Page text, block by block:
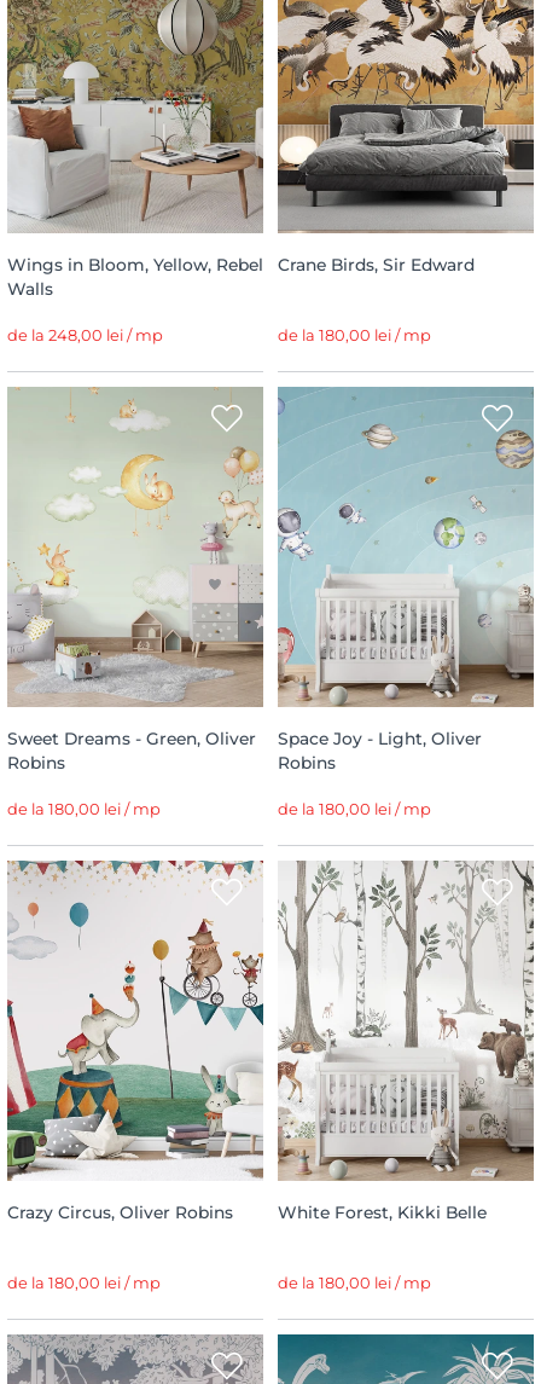
Wings in Bloom, Yellow, Rebel
Walls
de la 248,00 lei / mp
Crane Birds, Sir Edward
de la 180,00 lei / mp
Sweet Dreams - Green, Oliver
Robins
de la 180,00 lei / mp
Space Joy - Light, Oliver
Robins
de la 180,00 lei / mp
Crazy Circus, Oliver Robins
de la 180,00 lei / mp
White Forest, Kikki Belle
de la 180,00 lei / mp